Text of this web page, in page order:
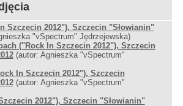
Szczecin 2012"), Szczecin "Słowianin"
"vSpectrum" Jędrzejewska)
("Rock In Szczecin 2012"), Szczecin
(autor: Agnieszka "vSpectrum"
In Szczecin 2012"), Szczecin
(autor: Agnieszka "vSpectrum"
2012"), Szczecin "Słowianin"